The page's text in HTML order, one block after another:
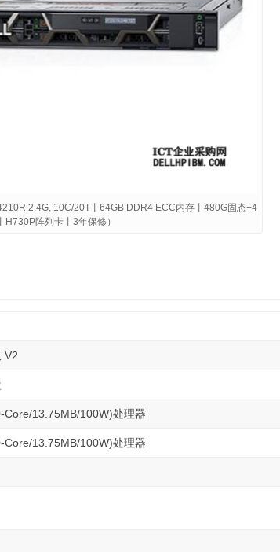
2.4G, 10C/20T丨64GB DDR4 ECC内存丨480G固态+4
阵列卡丨3年保修）
V2
13.75MB/100W)处理器
13.75MB/100W)处理器